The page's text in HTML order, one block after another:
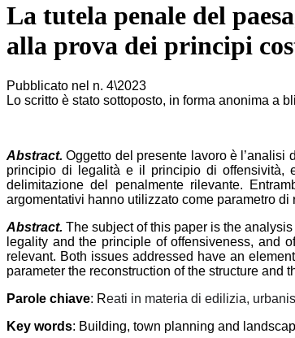
La tutela penale del
alla prova dei principi
Pubblicato nel n. 4\2023
Lo scritto è stato sottoposto, in forma anonima a
Abstract.Oggetto del presente lavoro è
principio di legalità e il principio di offensività,
delimitazione del penalmente rilevante.
argomentativi hanno utilizzato come parametro
Abstract.The subject of this paper is the
legality and the principle of offensiveness, and
relevant. Both issues addressed have an
parameter the reconstruction of the structure and
Parole chiave: Reati in materia di edilizia,
Key words: Building, town planning and